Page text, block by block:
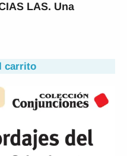
LAS. Una
carrito